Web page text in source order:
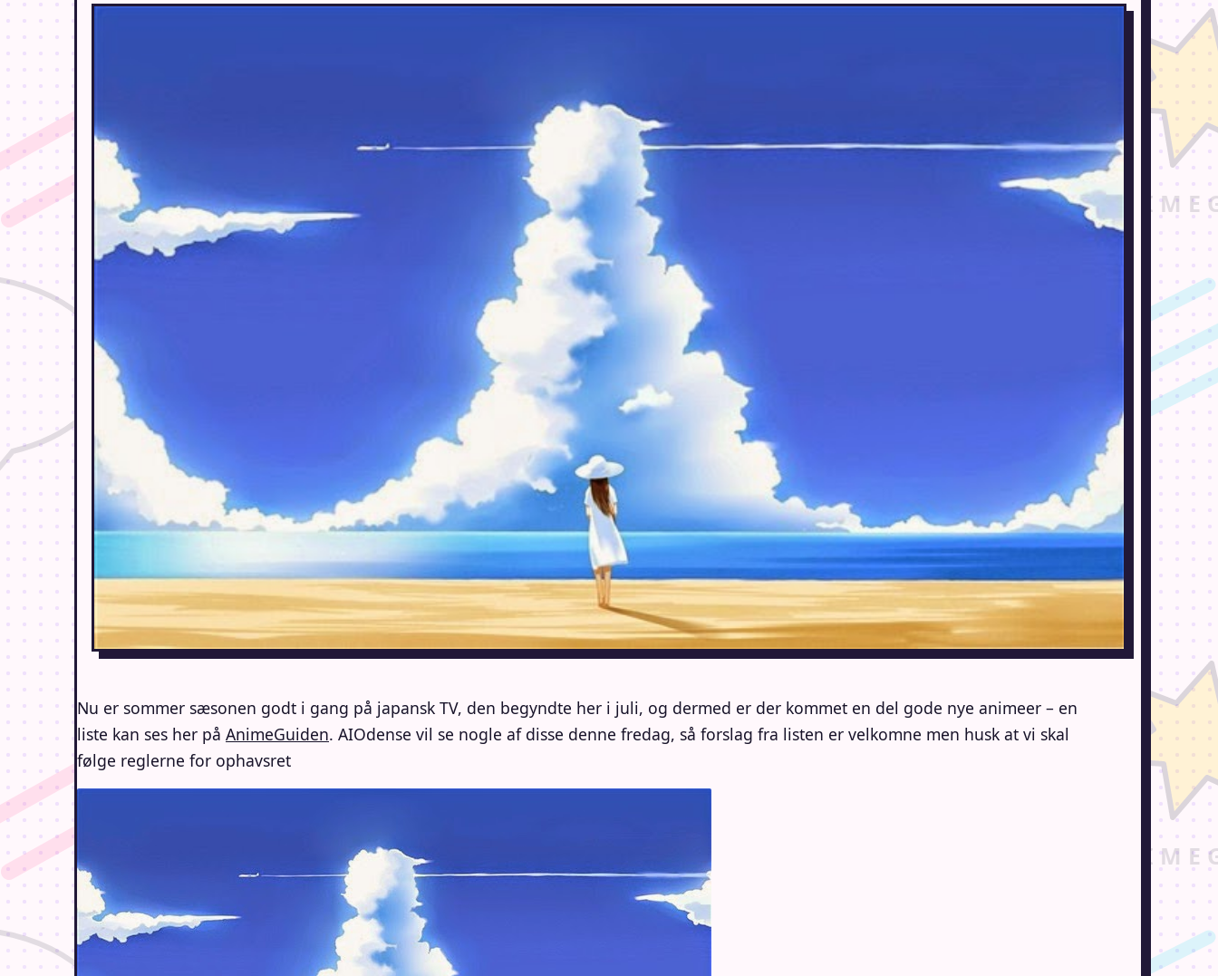
Nu er sommer sæsonen godt i gang på japansk TV, den begyndte her i juli, og dermed er der kommet en del gode nye animeer – en
liste kan ses her på AnimeGuiden. AIOdense vil se nogle af disse denne fredag, så forslag fra listen er velkomne men husk at vi skal
følge reglerne for ophavsret